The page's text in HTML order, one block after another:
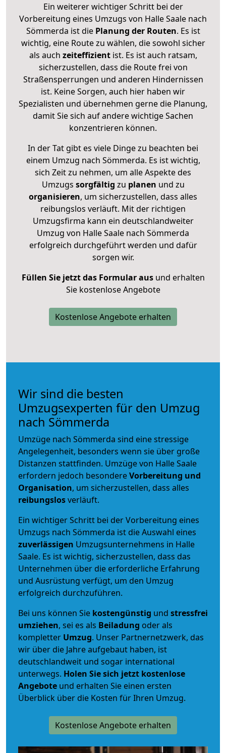
Ein weiterer wichtiger Schritt bei der
Vorbereitung eines Umzugs von Halle Saale nach
Sömmerda ist diePlanung der Routen. Es ist
wichtig, eine Route zu wählen, die sowohl sicher
als auch zeiteffizientist. Es ist auch ratsam,
sicherzustellen, dass die Route frei von
Straßensperrungen und anderen Hindernissen
ist. Keine Sorgen, auch hier haben wir
Spezialisten und übernehmen gerne die Planung,
damit Sie sich auf andere wichtige Sachen
konzentrieren können.
In der Tat gibt es viele Dinge zu beachten bei
einem Umzug nach Sömmerda. Es ist wichtig,
sich Zeit zu nehmen, um alle Aspekte des
Umzugs sorgfältig zu planen und zu
organisieren, um sicherzustellen, dass alles
reibungslos verläuft. Mit der richtigen
Umzugsfirma kann ein deutschlandweiter
Umzug von Halle Saale nach Sömmerda
erfolgreich durchgeführt werden und dafür
sorgen wir.
Füllen Sie jetzt das Formular ausund erhalten
Sie kostenlose Angebote
Kostenlose Angebote erhalten
Wir sind die besten
Umzugsexperten für den Umzug
nach Sömmerda
Umzüge nach Sömmerda sind eine stressige
Angelegenheit, besonders wenn sie über große
Distanzen stattfinden. Umzüge von Halle Saale
erfordern jedoch besondereVorbereitung und
Organisation, um sicherzustellen, dass alles
reibungslosverläuft.
Ein wichtiger Schritt bei der Vorbereitung eines
Umzugs nach Sömmerda ist die Auswahl eines
zuverlässigen Umzugsunternehmens in Halle
Saale. Es ist wichtig, sicherzustellen, dass das
Unternehmen über die erforderliche Erfahrung
und Ausrüstung verfügt, um den Umzug
erfolgreich durchzuführen.
Bei uns können Sie kostengünstig und stressfrei
umziehen, sei es als Beiladung oder als
kompletter Umzug. Unser Partnernetzwerk, das
wir über die Jahre aufgebaut haben, ist
deutschlandweit und sogar international
unterwegs. Holen Sie sich jetzt kostenlose
Angebote und erhalten Sie einen ersten
Überblick über die Kosten für Ihren Umzug.
Kostenlose Angebote erhalten